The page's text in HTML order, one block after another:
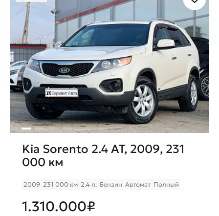
Kia Sorento 2.4 AT, 2009, 231
000 км
2009 231 000 км 2.4 л. Бензин Автомат Полный
1.310.000₽